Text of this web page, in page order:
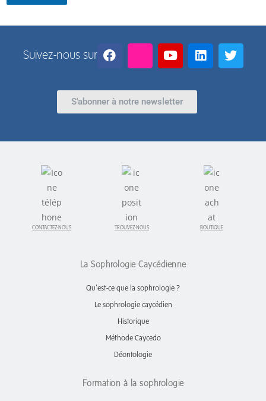
Suivez-nous sur
S'abonner à notre newsletter
CONTACTEZ-NOUS TROUVEZ-NOUS BOUTIQUE
La Sophrologie Caycédienne
Qu’est-ce que la sophrologie ?
Le sophrologie caycédien
Historique
Méthode Caycedo
Déontologie
Formation à la sophrologie